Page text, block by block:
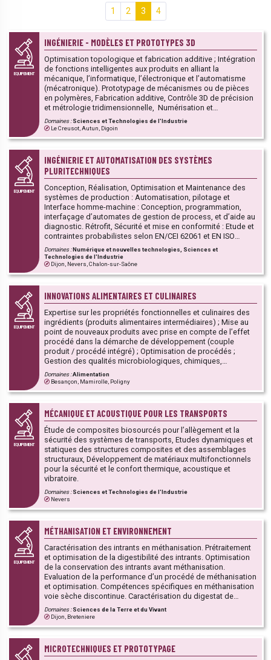
1 2 3 4
EQUIPEMENT
INGÉNIERIE - MODÈLES ET PROTOTYPES 3D
Optimisation topologique et fabrication additive ; Intégration
de fonctions intelligentes aux produits en alliant la
mécanique, l’informatique, l’électronique et l’automatisme
(mécatronique). Prototypage de mécanismes ou de pièces
en polymères, Fabrication additive, Contrôle 3D de précision
et métrologie tridimensionnelle, Numérisation et
reconstitution de surfaces, Calcul et modélisation, Découpe
et usinage de forme, Mécatronique, Maîtrise des formes
complexes. Une nouvelle compétence dans le design est
ensemble de 13 PFT de la région Bourgogne-Franche-Comté
dont l’objectif est de mutualiser les moyens techniques et les
compétences des établissements publics d'enseignement
(lycées polyvalents et professionnels, EPLEFPA) et des
établissements d'enseignement supérieur et de recherche,
au service du développement et de l’innovation des TPE/PME
et PMI.
Domaines :Sciences et Technologies de l'Industrie
Le Creusot, Autun, Digoin
EQUIPEMENT
INGÉNIERIE ET AUTOMATISATION DES SYSTÈMES
PLURITECHNIQUES
Conception, Réalisation, Optimisation et Maintenance des
systèmes de production : Automatisation, pilotage et
Interface homme-machine : Conception, programmation,
interfaçage d’automates de gestion de process, et d’aide au
diagnostic. Rétrofit, Sécurité et mise en conformité : Etude et
contraintes probabilistes selon EN/CEI 62061 et EN ISO
13849-1, Mise en conformité des systèmes, aux normes liées
à la sécurité des personnes suivant la directive machine
2006/42/CE. Technologies 4.0 : IOT, Vision- imagerie, réalité
augmentée, Réseaux, Gestion des datas (Analyses,
Conception et mise en œuvre de matériels de vision et de
traitements numériques des signaux. Supervision et outils de
suivi, Etude et implantation de matériels de communication
connectés). Système embarqués : Conception,
programmation et mise au point de systèmes
programmables embarqués. Cette Plateforme fait partie d’un
ensemble de 13 PFT de la région Bourgogne-Franche-Comté
dont l’objectif est de mutualiser les moyens techniques et les
compétences des établissements publics d'enseignement
(lycées polyvalents et professionnels, EPLEFPA) et des
établissements d'enseignement supérieur et de recherche,
au service du développement et de l’innovation des TPE/PME
et PMI.
Domaines :Numérique et nouvelles technologies, Sciences et
Technologies de l'Industrie
Dijon, Nevers, Chalon-sur-Saône
EQUIPEMENT
INNOVATIONS ALIMENTAIRES ET CULINAIRES
Expertise sur les propriétés fonctionnelles et culinaires des
ingrédients (produits alimentaires intermédiaires) ; Mise au
point de nouveaux produits avec prise en compte de l’effet
procédé dans la démarche de développement (couple
produit / procédé intégré) ; Optimisation de procédés ;
Gestion des qualités microbiologiques, chimiques,
nutritionnelles, rhéologiques, organoleptiques et
culinaires des matières premières et des produits
transformés ; Analyses sensorielles ; Approche culinaire.
région Bourgogne-Franche-Comté dont l’objectif est de
mutualiser les moyens techniques et les compétences des
établissements publics d'enseignement (lycées polyvalents
et professionnels, EPLEFPA) et des établissements
d'enseignement supérieur et de recherche, au service du
développement et de l’innovation des TPE/PME et PMI.
Domaines :Alimentation
Besançon, Mamirolle, Poligny
EQUIPEMENT
MÉCANIQUE ET ACOUSTIQUE POUR LES TRANSPORTS
Étude de composites biosourcés pour l’allègement et la
sécurité des systèmes de transports, Etudes dynamiques et
statiques des structures composites et des assemblages
structuraux, Développement de matériaux multifonctionnels
pour la sécurité et le confort thermique, acoustique et
vibratoire.
Domaines :Sciences et Technologies de l'Industrie
Nevers
EQUIPEMENT
MÉTHANISATION ET ENVIRONNEMENT
Caractérisation des intrants en méthanisation. Prétraitement
et optimisation de la digestibilité des intrants. Optimisation
de la conservation des intrants avant méthanisation.
Evaluation de la performance d’un procédé de méthanisation
et optimisation. Compétences spécifiques en méthanisation
voie sèche discontinue. Caractérisation du digestat de
méthanisation. Etude de l’impact du retour au sol du
digestat. Prestations d’analyses, Etudes R&D, Formation &
Conseil
Domaines :Sciences de la Terre et du Vivant
Dijon, Breteniere
MICROTECHNIQUES ET PROTOTYPAGE